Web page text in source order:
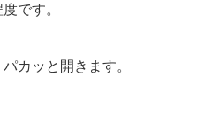
です。
カッと開きます。